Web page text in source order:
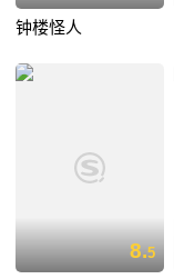
钟楼怪人
8.5